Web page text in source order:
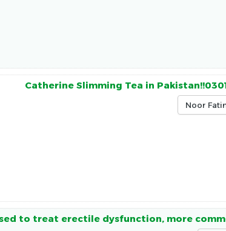
Catherine Slimming Tea in
to treat erectile dysfunction, more